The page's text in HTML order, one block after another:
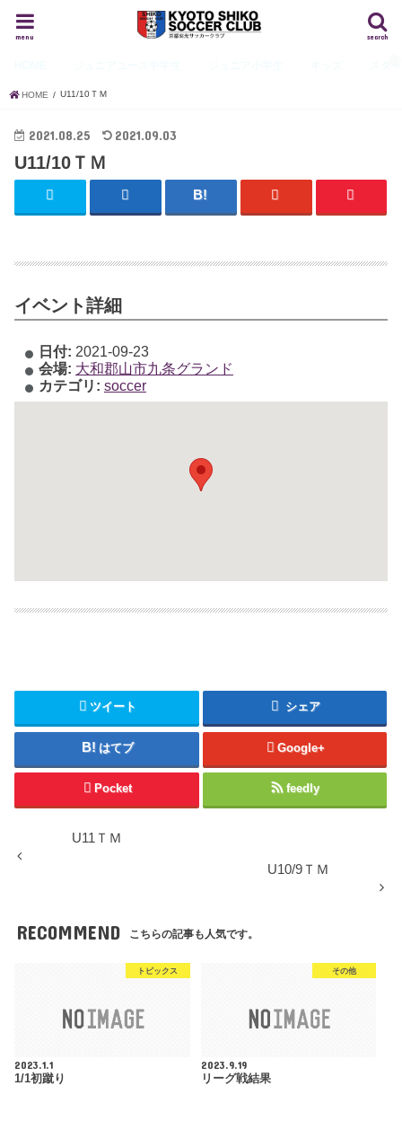
search
menu
HOME U11/10ＴＭ
2021.08.25 2021.09.03
U11/10ＴＭ
イベント詳細
日付: 2021-09-23
会場: 大和郡山市九条グランド
カテゴリ: soccer
ツイート シェア
はてブ Google+
Pocket feedly
U11ＴＭ
U10/9ＴＭ
RECOMMEND こちらの記事も人気です。
トピックス
2023.1.1
1/1初蹴り
その他
2023.9.19
リーグ戦結果